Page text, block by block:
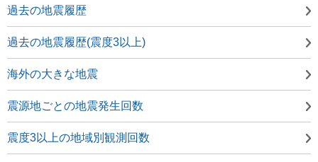
過去の地震履歴
過去の地震履歴(震度3以上)
海外の大きな地震
震源地ごとの地震発生回数
震度3以上の地域別観測回数